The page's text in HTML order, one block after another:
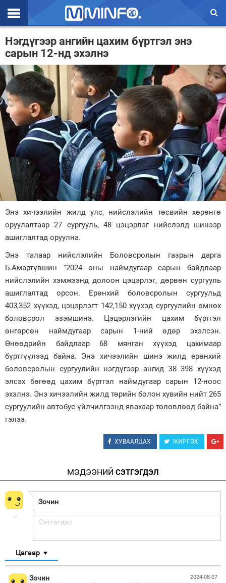
Эхлэл
Цаг агаар
Валют ханш
Улс төр
Эдийн засаг
Үзэл бодол
Спорт
Нийгэм
Дэлхий
Энтертайнмэнт
Зурхай
Нэгдүгээр ангийн цахим бүртгэл энэ
сарын 12-нд эхэлнэ
Энэ хичээлийн жилд улс, нийслэлийн төсвийн хөрөнгө
оруулалтаар 27 сургууль, 48 цэцэрлэг нийслэлд шинээр
ашиглалтад оруулна.
Энэ талаар нийслэлийн Боловсролын газрын дарга
Б.Амартүвшин “2024 оны наймдугаар сарын байдлаар
нийслэлийн хэмжээнд долоон цэцэрлэг, дөрвөн сургууль
ашиглалтад орсон. Ерөнхий боловсролын сургуульд
403,352 хүүхэд, цэцэрлэгт 142,150 хүүхэд сургуулийн өмнөх
боловсрол эзэмшинэ. Цэцэрлэгийн цахим бүртгэл
өнгөрсөн наймдугаар сарын 1-ний өдөр эхэлсэн.
Өнөөдрийн байдлаар 68 мянган хүүхэд цахимаар
бүртгүүлээд байна. Энэ хичээлийн шинэ жилд ерөнхий
боловсролын сургуулийн нэгдүгээр ангид 38 398 хүүхэд
элсэх бөгөөд цахим бүртгэл наймдугаар сарын 12-ноос
эхэлнэ. Энэ хичээлийн жилд төрийн болон хувийн нийт 265
сургуулийн автобус үйлчилгээнд явахаар төлөвлөөд байна”
гэлээ.
ХУВААЛЦАХ ЖИРГЭХ
МЭДЭЭНИЙ СЭТГЭГДЭЛ
Цагаар
2024-08-07
Зочин